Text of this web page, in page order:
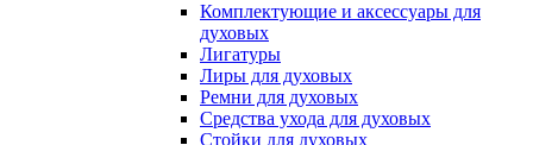
Комплектующие и аксессуары для
духовых
Лигатуры
Лиры для духовых
Ремни для духовых
Средства ухода для духовых
Стойки для духовых